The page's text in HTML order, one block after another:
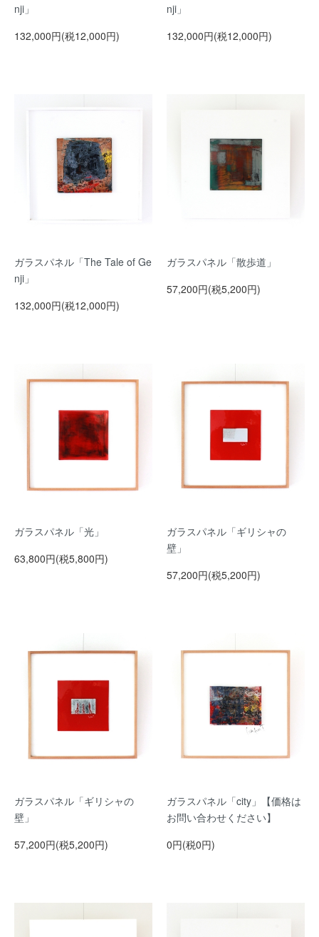
nji」
132,000円(税12,000円)
nji」
132,000円(税12,000円)
ガラスパネル「The Tale of Ge
nji」
132,000円(税12,000円)
ガラスパネル「散歩道」
57,200円(税5,200円)
ガラスパネル「光」
63,800円(税5,800円)
ガラスパネル「ギリシャの
壁」
57,200円(税5,200円)
ガラスパネル「ギリシャの
壁」
57,200円(税5,200円)
ガラスパネル「city」【価格は
お問い合わせください】
0円(税0円)